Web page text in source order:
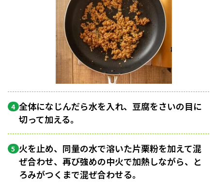
4 全体になじんだら水を入れ、豆腐をさいの目に
切って加える。
5 火を止め、同量の水で溶いた片栗粉を加えて混
ぜ合わせ、再び強めの中火で加熱しながら、と
ろみがつくまで混ぜ合わせる。